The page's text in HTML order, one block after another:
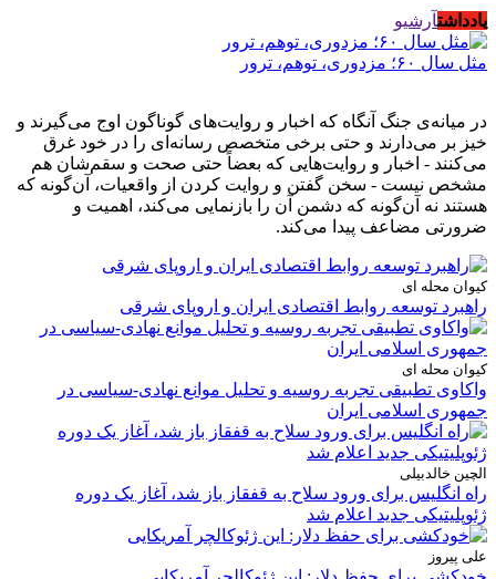
یادداشتآرشیو
مثل سال ۶۰؛ مزدوری، توهم، ترور
در میانه‌ی جنگ آنگاه که اخبار و روایت‌های گوناگون اوج می‌گیرند و
خیز بر می‌دارند و حتی برخی متخصص رسانه‌ای را در خود غرق
می‌کنند - اخبار و روایت‌هایی که بعضاً حتی صحت و سقم‌شان هم
مشخص نیست - سخن گفتن و روایت کردن از واقعیات، آن‌گونه که
هستند نه آن‌گونه که دشمن آن را بازنمایی می‌کند، اهمیت و
ضرورتی مضاعف پیدا می‌کند.
کیوان محله ای
راهبرد توسعه روابط اقتصادی ایران و اروپای شرقی
کیوان محله ای
واکاوی تطبیقی تجربه روسیه و تحلیل موانع نهادی-سیاسی در
جمهوری اسلامی ایران
الچین خالدبیلی
راه انگلیس برای ورود سلاح به قفقاز باز شد، آغاز یک دوره
ژئوپلیتیکی جدید اعلام شد
علی پیروز